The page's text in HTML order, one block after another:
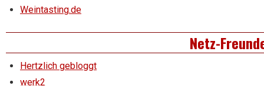
Weintasting.de
Netz-
Hertzlich gebloggt
werk2